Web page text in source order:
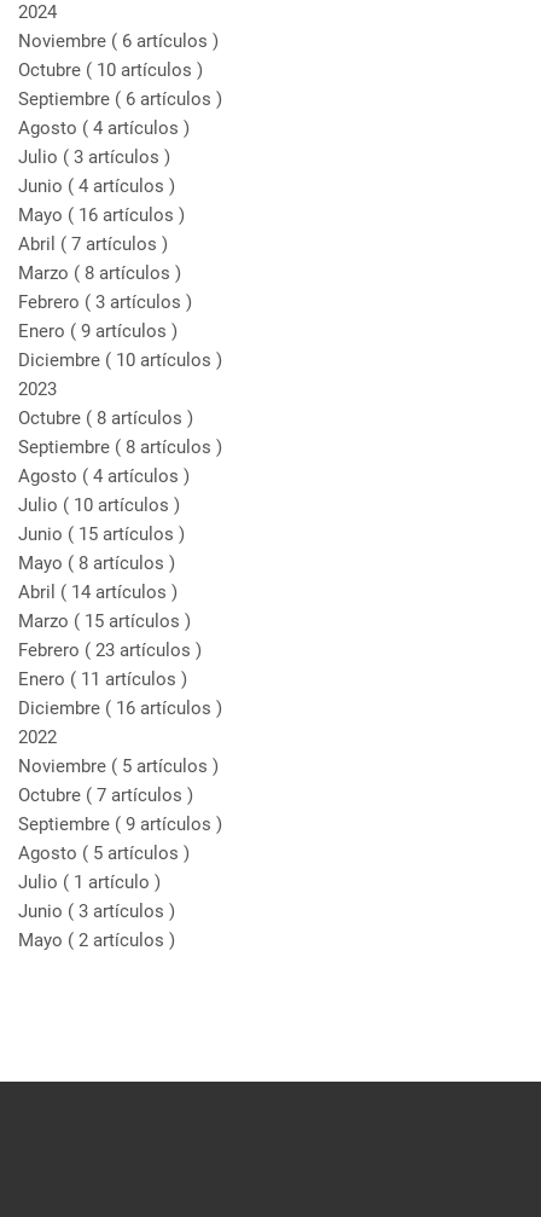
2024
Noviembre ( 6 artículos )
Octubre ( 10 artículos )
Septiembre ( 6 artículos )
Agosto ( 4 artículos )
Julio ( 3 artículos )
Junio ( 4 artículos )
Mayo ( 16 artículos )
Abril ( 7 artículos )
Marzo ( 8 artículos )
Febrero ( 3 artículos )
Enero ( 9 artículos )
Diciembre ( 10 artículos )
2023
Octubre ( 8 artículos )
Septiembre ( 8 artículos )
Agosto ( 4 artículos )
Julio ( 10 artículos )
Junio ( 15 artículos )
Mayo ( 8 artículos )
Abril ( 14 artículos )
Marzo ( 15 artículos )
Febrero ( 23 artículos )
Enero ( 11 artículos )
Diciembre ( 16 artículos )
2022
Noviembre ( 5 artículos )
Octubre ( 7 artículos )
Septiembre ( 9 artículos )
Agosto ( 5 artículos )
Julio ( 1 artículo )
Junio ( 3 artículos )
Mayo ( 2 artículos )